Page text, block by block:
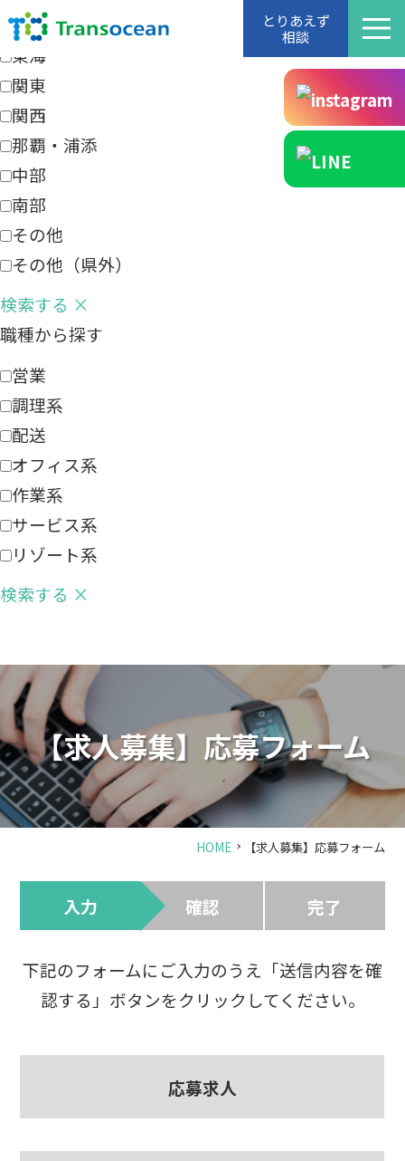
とりあえず
相談
エリアから探す
東海
関東
関西
那覇・浦添
中部
南部
その他
その他（県外）
検索する ×
職種から探す
営業
調理系
配送
オフィス系
作業系
サービス系
リゾート系
検索する ×
【求人募集】応募フォーム
HOME 【求人募集】応募フォーム
入力 確認 完了
下記のフォームにご入力のうえ「送信内容を確
認する」ボタンをクリックしてください。
応募求人